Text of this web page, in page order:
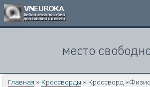
Кроссворды
Презентации
место
Главная » Кроссворды » Кроссворд